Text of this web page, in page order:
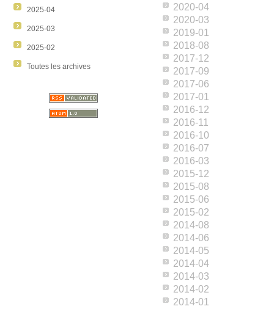
2025-04
2025-03
2025-02
Toutes les archives
2020-04
2020-03
2019-01
2018-08
2017-12
2017-09
2017-06
2017-01
2016-12
2016-11
2016-10
2016-07
2016-03
2015-12
2015-08
2015-06
2015-02
2014-08
2014-06
2014-05
2014-04
2014-03
2014-02
2014-01